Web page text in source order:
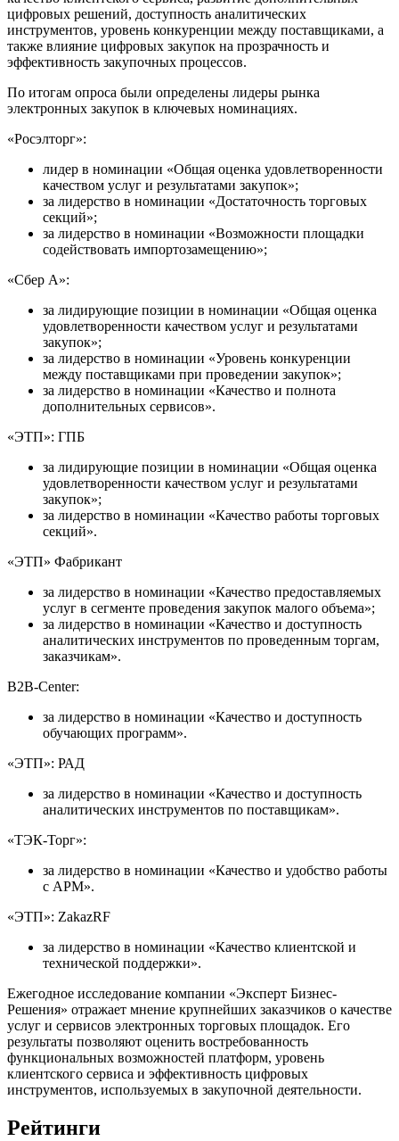
цифровых решений, доступность аналитических
инструментов, уровень конкуренции между поставщиками, а
также влияние цифровых закупок на прозрачность и
эффективность закупочных процессов.
По итогам опроса были определены лидеры рынка
электронных закупок в ключевых номинациях.
«Росэлторг»:
лидер в номинации «Общая оценка удовлетворенности
качеством услуг и результатами закупок»;
за лидерство в номинации «Достаточность торговых
секций»;
за лидерство в номинации «Возможности площадки
содействовать импортозамещению»;
«Сбер А»:
за лидирующие позиции в номинации «Общая оценка
удовлетворенности качеством услуг и результатами
закупок»;
за лидерство в номинации «Уровень конкуренции
между поставщиками при проведении закупок»;
за лидерство в номинации «Качество и полнота
дополнительных сервисов».
«ЭТП»: ГПБ
за лидирующие позиции в номинации «Общая оценка
удовлетворенности качеством услуг и результатами
закупок»;
за лидерство в номинации «Качество работы торговых
секций».
«ЭТП» Фабрикант
за лидерство в номинации «Качество предоставляемых
услуг в сегменте проведения закупок малого объема»;
за лидерство в номинации «Качество и доступность
аналитических инструментов по проведенным торгам,
заказчикам».
B2B-Center:
за лидерство в номинации «Качество и доступность
обучающих программ».
«ЭТП»: РАД
за лидерство в номинации «Качество и доступность
аналитических инструментов по поставщикам».
«ТЭК-Торг»:
за лидерство в номинации «Качество и удобство работы
с АРМ».
«ЭТП»: ZakazRF
за лидерство в номинации «Качество клиентской и
технической поддержки».
Ежегодное исследование компании «Эксперт Бизнес-
Решения» отражает мнение крупнейших заказчиков о качестве
услуг и сервисов электронных торговых площадок. Его
результаты позволяют оценить востребованность
функциональных возможностей платформ, уровень
клиентского сервиса и эффективность цифровых
инструментов, используемых в закупочной деятельности.
Рейтинги